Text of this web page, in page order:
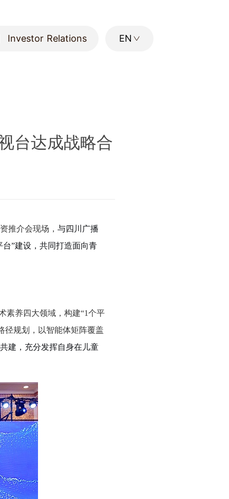
Investor Relations
EN
台达成战略合
推介会现场， 与四川广播
”建设，共同打造面向青
素养四大领域，构建“1个平
径规划，以智能体矩阵覆盖
建，充分发挥自身在儿童